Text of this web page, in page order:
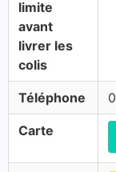
limite
avant
livrer les
colis
Téléphone
Carte